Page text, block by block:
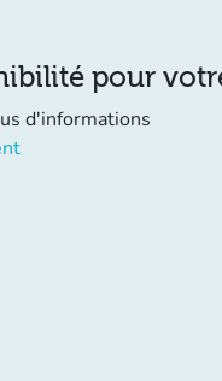
pour
d'informations